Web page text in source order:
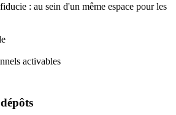
: au sein d'un même espace pour les
activables